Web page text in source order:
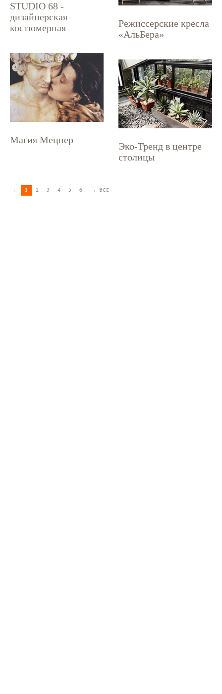
STUDIO 68 -
дизайнерская
костюмерная
Режиссерские кресла
«АльБера»
Магия Мецнер
Эко-Тренд в центре
столицы
← 1 2 3 4 5 6 → Все